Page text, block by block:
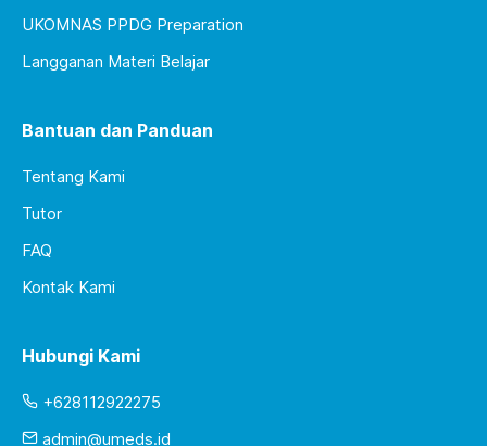
UKOMNAS PPDG Preparation
Langganan Materi Belajar
Bantuan dan Panduan
Tentang Kami
Tutor
FAQ
Kontak Kami
Hubungi Kami
+628112922275
admin@umeds.id